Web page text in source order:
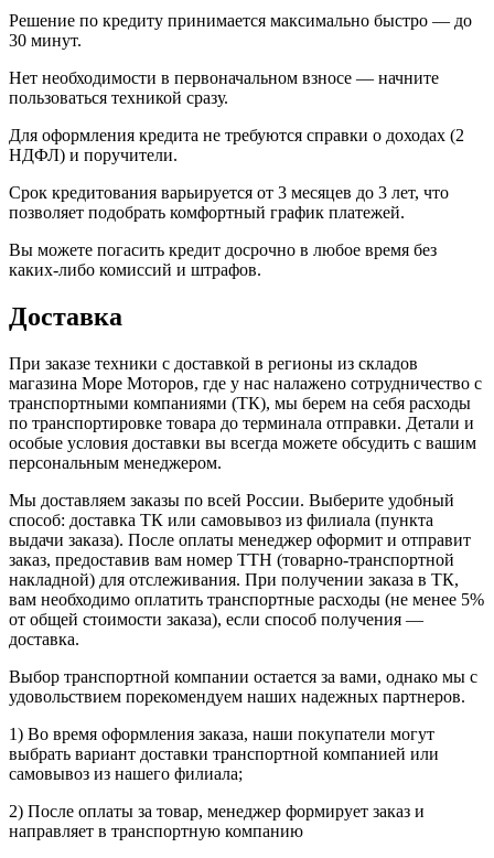
Решение по кредиту принимается максимально быстро — до
30 минут.
Нет необходимости в первоначальном взносе — начните
пользоваться техникой сразу.
Для оформления кредита не требуются справки о доходах (2
НДФЛ) и поручители.
Срок кредитования варьируется от 3 месяцев до 3 лет, что
позволяет подобрать комфортный график платежей.
Вы можете погасить кредит досрочно в любое время без
каких-либо комиссий и штрафов.
Доставка
При заказе техники с доставкой в регионы из складов
магазина Море Моторов, где у нас налажено сотрудничество с
транспортными компаниями (ТК), мы берем на себя расходы
по транспортировке товара до терминала отправки. Детали и
особые условия доставки вы всегда можете обсудить с вашим
персональным менеджером.
Мы доставляем заказы по всей России. Выберите удобный
способ: доставка ТК или самовывоз из филиала (пункта
выдачи заказа). После оплаты менеджер оформит и отправит
заказ, предоставив вам номер ТТН (товарно-транспортной
накладной) для отслеживания. При получении заказа в ТК,
вам необходимо оплатить транспортные расходы (не менее 5%
от общей стоимости заказа), если способ получения —
доставка.
Выбор транспортной компании остается за вами, однако мы с
удовольствием порекомендуем наших надежных партнеров.
1) Во время оформления заказа, наши покупатели могут
выбрать вариант доставки транспортной компанией или
самовывоз из нашего филиала;
2) После оплаты за товар, менеджер формирует заказ и
направляет в транспортную компанию